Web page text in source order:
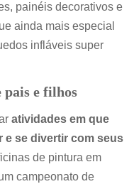
painéis decorativos e
ainda mais especial
infláveis super
pais e filhos
atividades em que
e se divertir com seus
de pintura em
campeonato de